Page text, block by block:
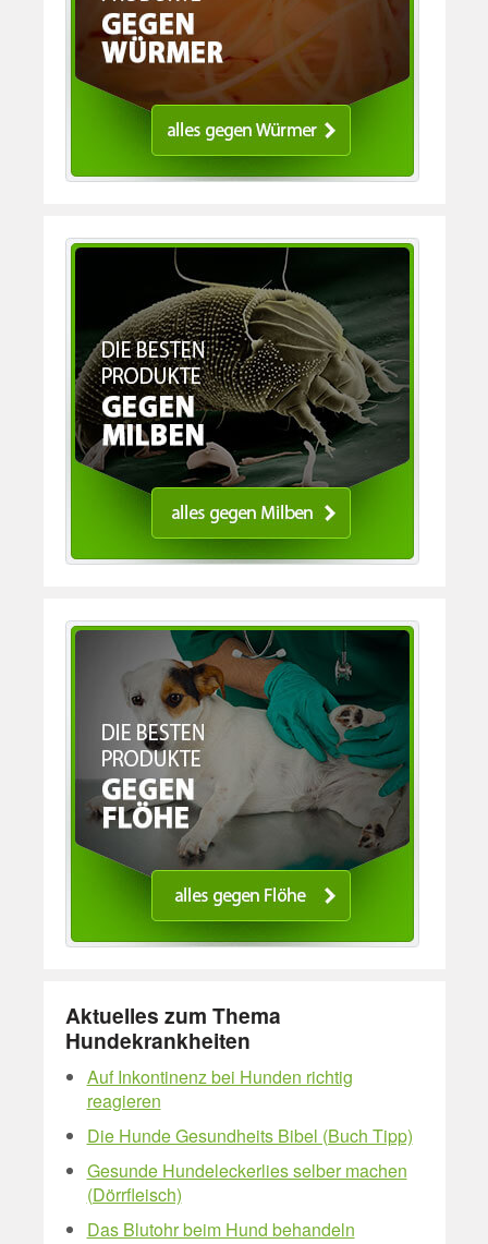
Aktuelles zum Thema
Hundekrankheiten
Auf Inkontinenz bei Hunden richtig
reagieren
Die Hunde Gesundheits Bibel (Buch Tipp)
Gesunde Hundeleckerlies selber machen
(Dörrfleisch)
Das Blutohr beim Hund behandeln